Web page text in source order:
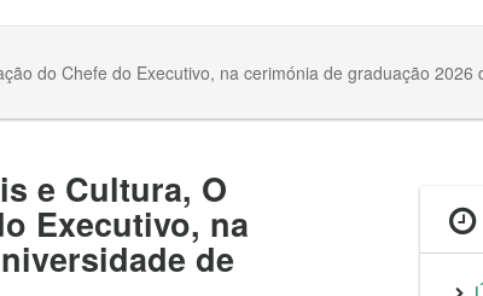
do Chefe do Executivo, na cerimónia de graduação
e Cultura, O
Executivo, na
de